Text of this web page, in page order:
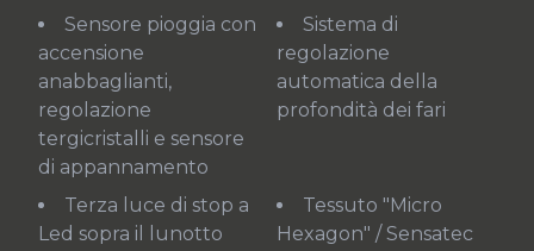
Sensore pioggia con
accensione
anabbaglianti,
regolazione
tergicristalli e sensore
di appannamento
Sistema di
regolazione
automatica della
profondità dei fari
Terza luce di stop a
Led sopra il lunotto
Tessuto "Micro
Hexagon" / Sensatec